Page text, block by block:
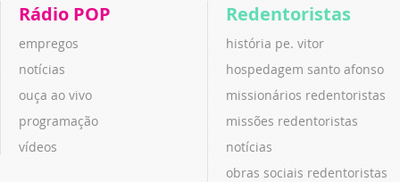
Rádio POP
empregos
notícias
ouça ao vivo
programação
vídeos
Redentoristas
história pe. vitor
hospedagem santo afonso
missionários redentoristas
missões redentoristas
notícias
obras sociais redentoristas